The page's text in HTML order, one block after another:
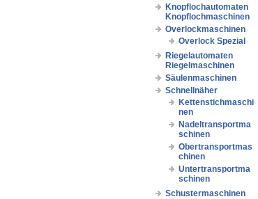
Knopflochautomaten
Knopflochmaschinen
Overlockmaschinen
Overlock Spezial
Riegelautomaten
Riegelmaschinen
Säulenmaschinen
Schnellnäher
Kettenstichmaschi
nen
Nadeltransportma
schinen
Obertransportmas
chinen
Untertransportma
schinen
Schustermaschinen